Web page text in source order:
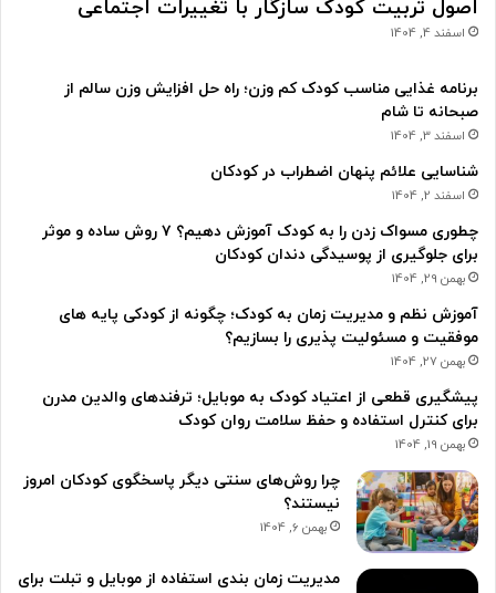
اصول تربیت کودک سازگار با تغییرات اجتماعی
اسفند 4, 1404
برنامه غذایی مناسب کودک کم وزن؛ راه حل افزایش وزن سالم از
صبحانه تا شام
اسفند 3, 1404
شناسایی علائم پنهان اضطراب در کودکان
اسفند 2, 1404
چطوری مسواک زدن را به کودک آموزش دهیم؟ ۷ روش ساده و موثر
برای جلوگیری از پوسیدگی دندان کودکان
بهمن 29, 1404
آموزش نظم و مدیریت زمان به کودک؛ چگونه از کودکی پایه های
موفقیت و مسئولیت پذیری را بسازیم؟
بهمن 27, 1404
پیشگیری قطعی از اعتیاد کودک به موبایل؛ ترفندهای والدین مدرن
برای کنترل استفاده و حفظ سلامت روان کودک
بهمن 19, 1404
چرا روش‌های سنتی دیگر پاسخگوی کودکان امروز
نیستند؟
بهمن 6, 1404
مدیریت زمان بندی استفاده از موبایل و تبلت برای